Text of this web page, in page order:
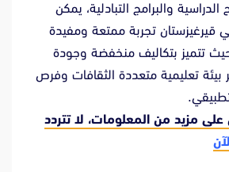
الدراسية والبرامج التبادلية، يمكن
قيرغيزستان تجربة ممتعة ومفيدة
تتميز بتكاليف منخفضة وجودة
بيئة تعليمية متعددة الثقافات وفرص
على مزيد من المعلومات، لا تتردد